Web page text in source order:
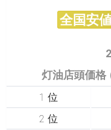
全国安
灯油店頭価格
1 位
2 位